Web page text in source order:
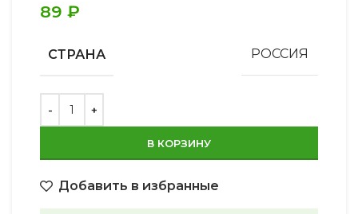
89 ₽
СТРАНА РОССИЯ
В КОРЗИНУ
Добавить в избранные